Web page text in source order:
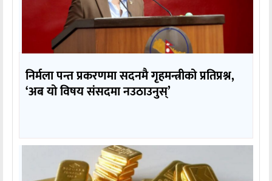
निर्मला पन्त प्रकरणमा सदनमै गृहमन्त्रीको प्रतिप्रश्न,
‘अब यो विषय संसदमा नउठाउनुस्’